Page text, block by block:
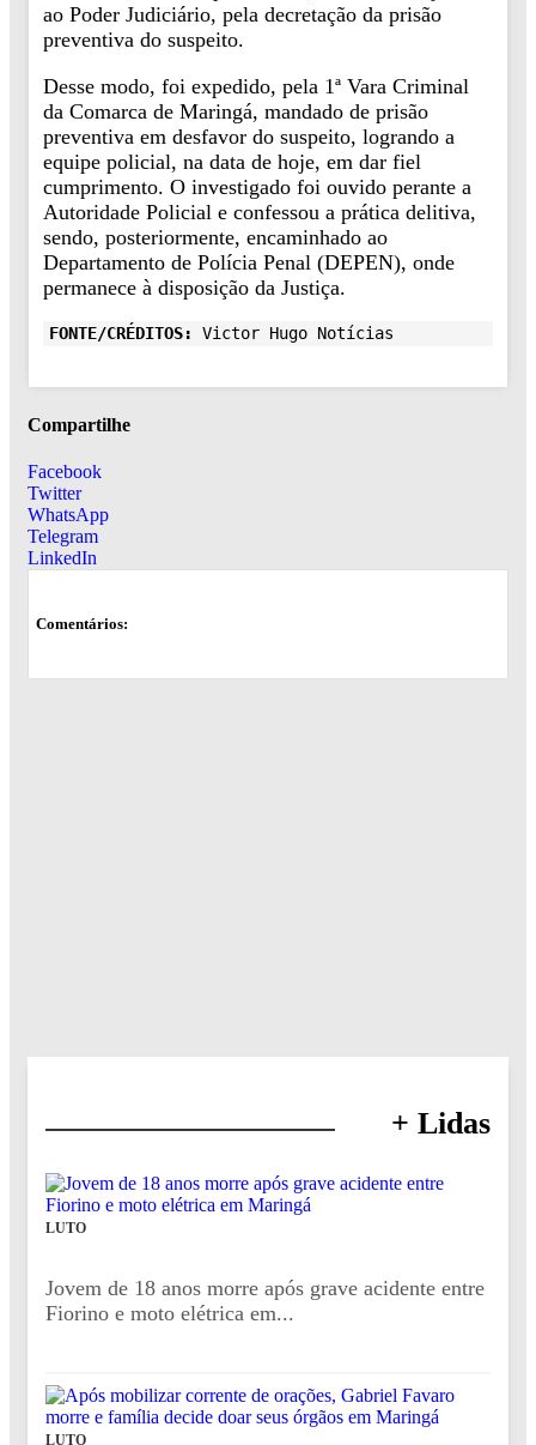
ao Poder Judiciário, pela decretação da prisão
preventiva do suspeito.
Desse modo, foi expedido, pela 1ª Vara Criminal
da Comarca de Maringá, mandado de prisão
preventiva em desfavor do suspeito, logrando a
equipe policial, na data de hoje, em dar fiel
cumprimento. O investigado foi ouvido perante a
Autoridade Policial e confessou a prática delitiva,
sendo, posteriormente, encaminhado ao
Departamento de Polícia Penal (DEPEN), onde
permanece à disposição da Justiça.
FONTE/CRÉDITOS: Victor Hugo Notícias
Compartilhe
Facebook
Twitter
WhatsApp
Telegram
LinkedIn
Comentários:
+ Lidas
LUTO
Jovem de 18 anos morre após grave acidente entre
Fiorino e moto elétrica em...
LUTO